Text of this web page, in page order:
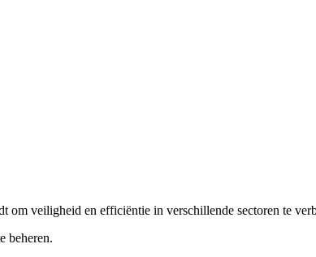
om veiligheid en efficiëntie in verschillende sectoren te
beheren.